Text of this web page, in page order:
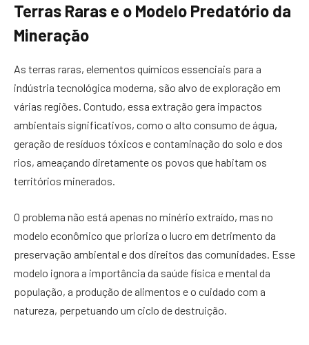
Terras Raras e o Modelo Predatório da
Mineração
As terras raras, elementos químicos essenciais para a
indústria tecnológica moderna, são alvo de exploração em
várias regiões. Contudo, essa extração gera impactos
ambientais significativos, como o alto consumo de água,
geração de resíduos tóxicos e contaminação do solo e dos
rios, ameaçando diretamente os povos que habitam os
territórios minerados.
O problema não está apenas no minério extraído, mas no
modelo econômico que prioriza o lucro em detrimento da
preservação ambiental e dos direitos das comunidades. Esse
modelo ignora a importância da saúde física e mental da
população, a produção de alimentos e o cuidado com a
natureza, perpetuando um ciclo de destruição.